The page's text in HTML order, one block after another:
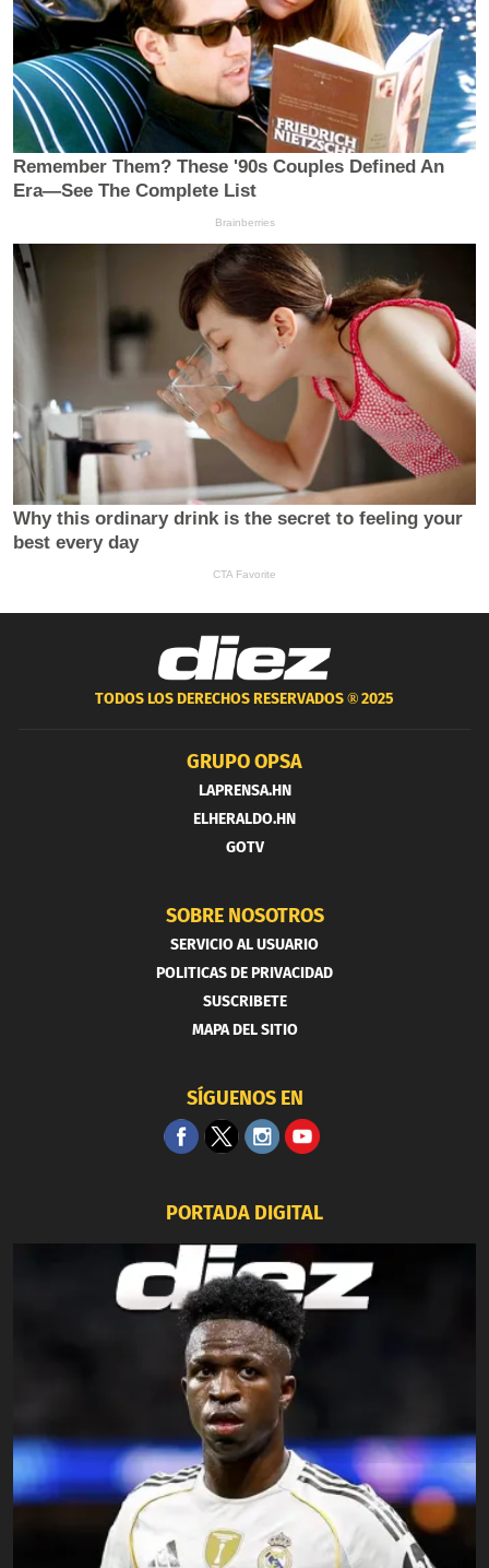
TODOS LOS DERECHOS RESERVADOS ®2025
GRUPO OPSA
LAPRENSA.HN
ELHERALDO.HN
GOTV
SOBRE NOSOTROS
SERVICIO AL USUARIO
POLITICAS DE PRIVACIDAD
SUSCRIBETE
MAPA DEL SITIO
SÍGUENOS EN
PORTADA DIGITAL